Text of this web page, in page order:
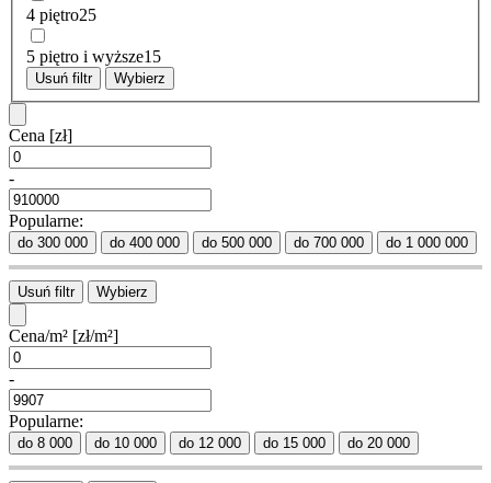
4 piętro25
5 piętro i wyższe15
Usuń filtr Wybierz
Cena [zł]
-
Popularne:
do 300 000 do 400 000 do 500 000 do 700 000 do 1 000 000
Usuń filtr Wybierz
Cena/m² [zł/m²]
-
Popularne:
do 8 000 do 10 000 do 12 000 do 15 000 do 20 000